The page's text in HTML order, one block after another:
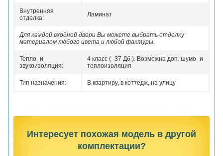
Внутренняя
отделка:
Ламинат
Для каждой входной двери Вы можете выбрать отделку
материалом любого цвета и любой фактуры.
Тепло- и
звукоизоляция:
4 класс ( -37 Дб ). Возможна доп. шумо- и
теплоизоляция
Тип назначения: В квартиру, в коттедж, на улицу
Интересует похожая модель в другой
комплектации?